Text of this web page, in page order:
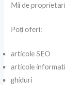
Mii de
Poți oferi:
articole SEO
articole
ghiduri